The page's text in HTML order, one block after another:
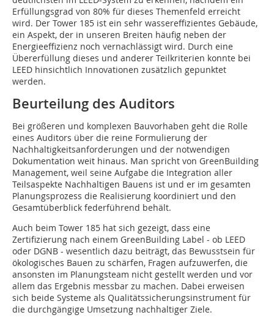
Erfüllungs­grad von 80% für dieses Themenfeld erreicht
wird. Der Tower 185 ist ein sehr wassereffizientes Gebäude,
ein Aspekt, der in unseren Breiten häufig neben der
Energieeffizienz noch vernachlässigt wird. Durch eine
Übererfüllung dieses und anderer Teilkriterien konnte bei
LEED hinsichtlich Innovationen zusätzlich gepunktet
werden.
Beurteilung des Auditors
Bei größeren und komplexen Bauvorhaben geht die Rolle
eines Auditors über die reine Formulierung der
Nachhaltigkeitsanforderungen und der notwendigen
Dokumentation weit hinaus. Man spricht von GreenBuilding
Management, weil seine Aufgabe die Integration aller
Teilsaspekte Nachhaltigen Bauens ist und er im gesamten
Planungsprozess die Realisierung koordiniert und den
Gesamtüberblick federführend behält.
Auch beim Tower 185 hat sich gezeigt, dass eine
Zertifizierung nach einem GreenBuilding Label - ob LEED
oder DGNB - wesentlich dazu beiträgt, das Bewusstsein für
ökologisches Bauen zu schärfen, Fragen aufzuwerfen, die
ansonsten im Planungsteam nicht gestellt werden und vor
allem das Ergebnis messbar zu machen. Dabei erweisen
sich beide Systeme als Qualitätssicherungsinstrument für
die durchgängige Umsetzung nachhaltiger Ziele.